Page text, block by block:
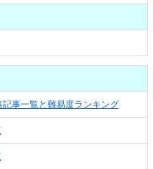
事一覧と難易度ランキング